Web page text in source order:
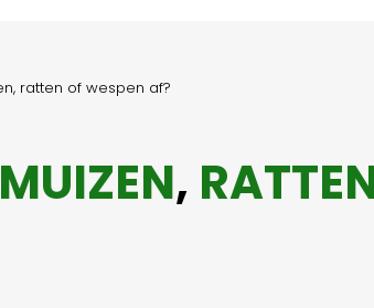
ratten of wespen af?
MUIZEN,